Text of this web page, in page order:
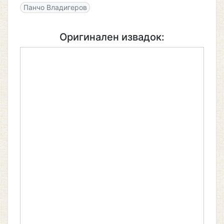
Панчо Владигеров
Оригинален извадок: